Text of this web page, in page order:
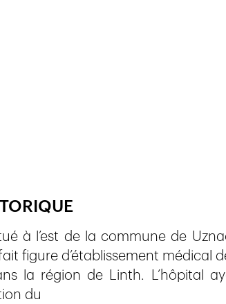
à l’est de la commune de
figure d’établissement médical
la région de Linth. L’hôpital
du